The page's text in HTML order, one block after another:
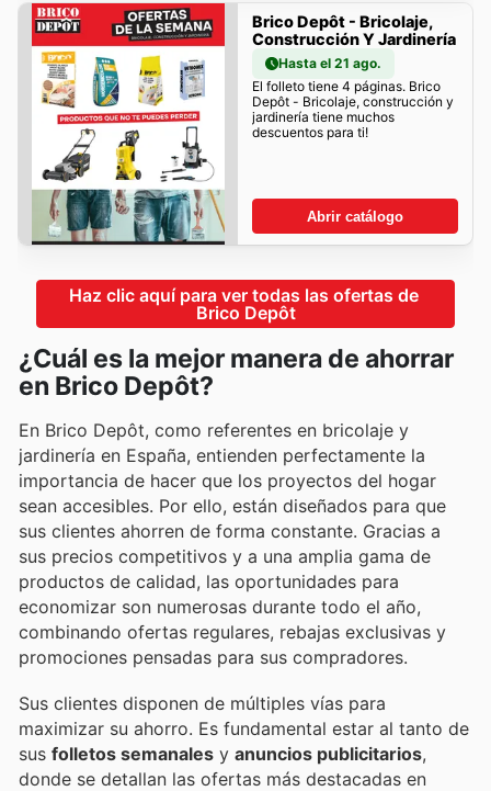
Brico Depôt - Bricolaje,
Construcción Y Jardinería
Hasta el 21 ago.
El folleto tiene 4 páginas. Brico
Depôt - Bricolaje, construcción y
jardinería tiene muchos
descuentos para ti!
Abrir catálogo
Haz clic aquí para ver todas las ofertas de
Brico Depôt
¿Cuál es la mejor manera de ahorrar
en Brico Depôt?
En Brico Depôt, como referentes en bricolaje y
jardinería en España, entienden perfectamente la
importancia de hacer que los proyectos del hogar
sean accesibles. Por ello, están diseñados para que
sus clientes ahorren de forma constante. Gracias a
sus precios competitivos y a una amplia gama de
productos de calidad, las oportunidades para
economizar son numerosas durante todo el año,
combinando ofertas regulares, rebajas exclusivas y
promociones pensadas para sus compradores.
Sus clientes disponen de múltiples vías para
maximizar su ahorro. Es fundamental estar al tanto de
sus folletos semanales y anuncios publicitarios,
donde se detallan las ofertas más destacadas en